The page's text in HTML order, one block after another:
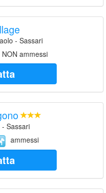
- Sassari
NON ammessi
Sassari
ammessi